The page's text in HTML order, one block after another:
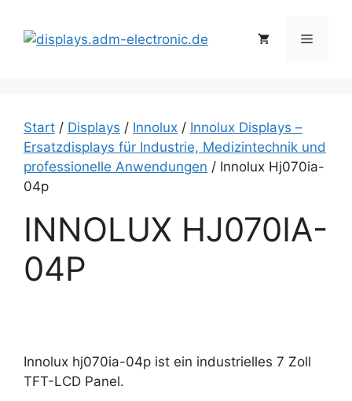
Inhalt
springen
Menü
Start / Displays / Innolux / Innolux Displays –
Ersatzdisplays für Industrie, Medizintechnik und
professionelle Anwendungen / Innolux Hj070ia-
04p
INNOLUX HJ070IA-
04P
Innolux hj070ia-04p ist ein industrielles 7 Zoll
TFT-LCD Panel.